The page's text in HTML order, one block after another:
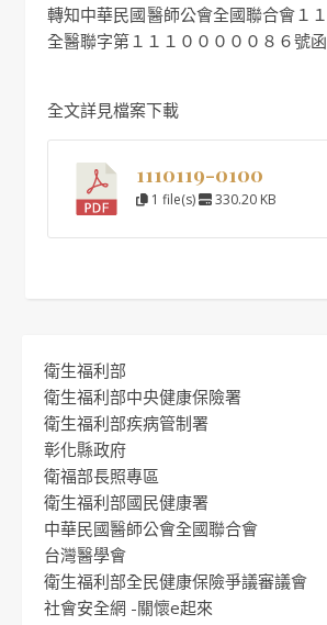
轉知中華民國醫師公會全國聯合會１１１年１月１７日
全醫聯字第１１１０００００８６號函
全文詳見檔案下載
1110119-0100
1 file(s) 330.20 KB
衛生福利部
衛生福利部中央健康保險署
衛生福利部疾病管制署
彰化縣政府
衛福部長照專區
衛生福利部國民健康署
中華民國醫師公會全國聯合會
台灣醫學會
衛生福利部全民健康保險爭議審議會
社會安全網 -關懷e起來